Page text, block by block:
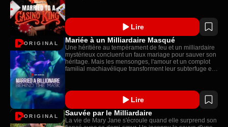
Lire
ORIGINAL Mariée à un Milliardaire Masqué
Une héritière au tempérament de feu et un milliardaire
mystérieux concluent un faux mariage pour sauver son
héritage. Mais les mensonges, l'amour et un complot
familial machiavélique transforment leur subterfuge en
Lire
ORIGINAL Sauvée par le Milliardaire
La vie de Mary Jane s'écroule quand elle surprend son